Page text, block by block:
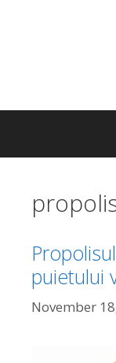
puietului
November